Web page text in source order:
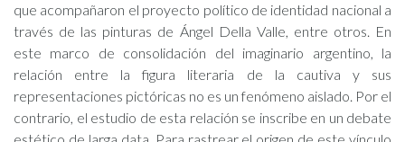
que acompañaron el proyecto político de identidad nacional a
través de las pinturas de Ángel Della Valle, entre otros. En
este marco de consolidación del imaginario argentino, la
relación entre la figura literaria de la cautiva y sus
representaciones pictóricas no es un fenómeno aislado. Por el
contrario, el estudio de esta relación se inscribe en un debate